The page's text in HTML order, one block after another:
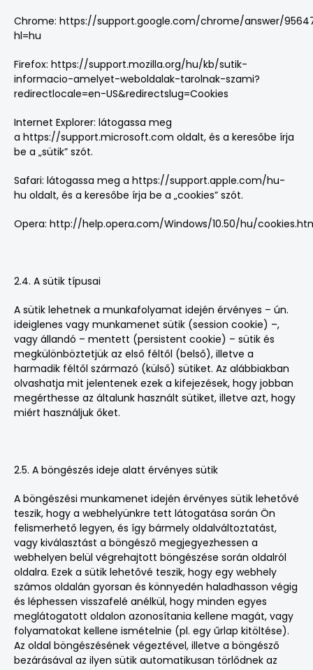
Chrome: https://support.google.com/chrome/answer/
hl=hu
Firefox: https://support.mozilla.org/hu/kb/sutik-
informacio-amelyet-weboldalak-tarolnak-szami?
redirectlocale=en-US&redirectslug=Cookies
Internet Explorer: látogassa meg
a https://support.microsoft.com oldalt, és a keresőbe írja
be a „sütik” szót.
Safari: látogassa meg a https://support.apple.com/hu-
hu oldalt, és a keresőbe írja be a „cookies” szót.
Opera: http://help.opera.com/Windows/10.50/hu/
2.4. A sütik típusai
A sütik lehetnek a munkafolyamat idején érvényes – ún.
ideiglenes vagy munkamenet sütik (session cookie) –,
vagy állandó – mentett (persistent cookie) – sütik és
megkülönböztetjük az első féltől (belső), illetve a
harmadik féltől származó (külső) sütiket. Az alábbiakban
olvashatja mit jelentenek ezek a kifejezések, hogy jobban
megérthesse az általunk használt sütiket, illetve azt, hogy
miért használjuk őket.
2.5. A böngészés ideje alatt érvényes sütik
A böngészési munkamenet idején érvényes sütik lehetővé
teszik, hogy a webhelyünkre tett látogatása során Ön
felismerhető legyen, és így bármely oldalváltoztatást,
vagy kiválasztást a böngésző megjegyezhessen a
webhelyen belül végrehajtott böngészése során oldalról
oldalra. Ezek a sütik lehetővé teszik, hogy egy webhely
számos oldalán gyorsan és könnyedén haladhasson végig
és léphessen visszafelé anélkül, hogy minden egyes
meglátogatott oldalon azonosítania kellene magát, vagy
folyamatokat kellene ismételnie (pl. egy űrlap kitöltése).
Az oldal böngészésének végeztével, illetve a böngésző
bezárásával az ilyen sütik automatikusan törlődnek az